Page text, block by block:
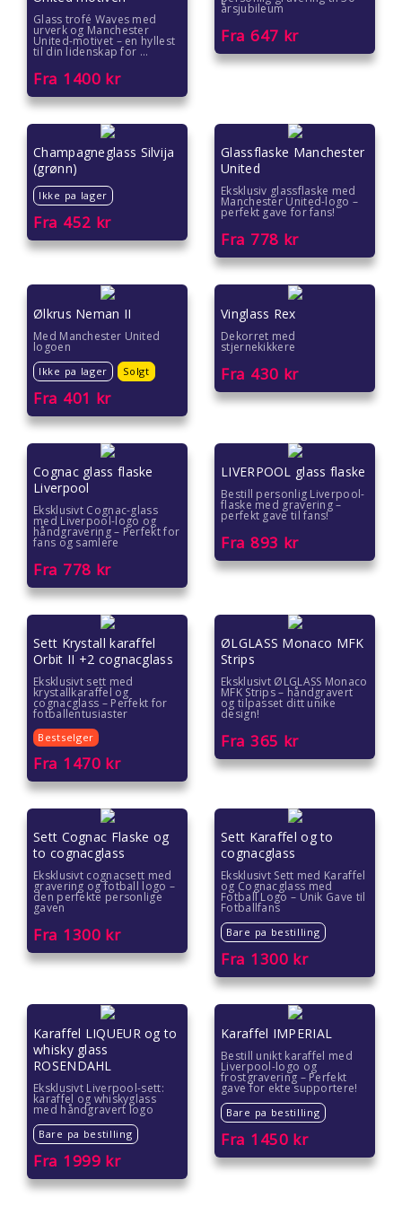
Gaver til ektefelle
Gaver til gutter
Gaver til han
Gaver til henne
Gaver til jenter
Gaver til jubileet
Gaver til kjære
Gaver til kolleger
Gaver til kona
Gaver til kundene
Gaver til kvinner
Gaver til lærere
Gaver til mamma
Gaver til menn
Gaver til pappa
Gaver til pedagoger
Gaver til samarbeidspartnere
Gaver til søstre
Gaver til tanter
Gaver til ungdom
Gaver til veileder
Gaver til venner
Gave til 18 åring
Gave til 30 åring
Gave til 40 åring
Gave til 50 åring
Gave til 60 åring
Glass trofé Waves med
urverk og Manchester
United-motivet – en hyllest
til din lidenskap for ...
Fra 1400 kr
årsjubileum
Fra 647 kr
Champagneglass Silvija
(grønn)
Ikke pa lager
Fra 452 kr
Glassflaske Manchester
United
Eksklusiv glassflaske med
Manchester United-logo –
perfekt gave for fans!
Fra 778 kr
Ølkrus Neman II
Med Manchester United
logoen
Ikke pa lager Solgt
Fra 401 kr
Vinglass Rex
Dekorret med
stjernekikkere
Fra 430 kr
Cognac glass flaske
Liverpool
Eksklusivt Cognac-glass
med Liverpool-logo og
håndgravering – Perfekt for
fans og samlere
Fra 778 kr
LIVERPOOL glass flaske
Bestill personlig Liverpool-
flaske med gravering –
perfekt gave til fans!
Fra 893 kr
Sett Krystall karaffel
Orbit II +2 cognacglass
Eksklusivt sett med
krystallkaraffel og
cognacglass – Perfekt for
fotballentusiaster
Bestselger
Fra 1470 kr
ØLGLASS Monaco MFK
Strips
Eksklusivt ØLGLASS Monaco
MFK Strips – håndgravert
og tilpasset ditt unike
design!
Fra 365 kr
Sett Cognac Flaske og
to cognacglass
Eksklusivt cognacsett med
gravering og fotball logo –
den perfekte personlige
gaven
Fra 1300 kr
Sett Karaffel og to
cognacglass
Eksklusivt Sett med Karaffel
og Cognacglass med
Fotball Logo – Unik Gave til
Fotballfans
Bare pa bestilling
Fra 1300 kr
Karaffel LIQUEUR og to
whisky glass
ROSENDAHL
Eksklusivt Liverpool-sett:
karaffel og whiskyglass
med håndgravert logo
Bare pa bestilling
Fra 1999 kr
Karaffel IMPERIAL
Bestill unikt karaffel med
Liverpool-logo og
frostgravering – Perfekt
gave for ekte supportere!
Bare pa bestilling
Fra 1450 kr